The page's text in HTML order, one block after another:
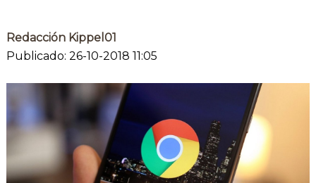
Redacción Kippel01
Publicado: 26-10-2018 11:05